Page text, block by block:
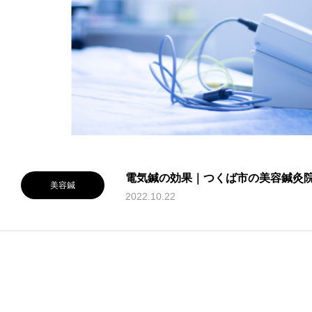
美容鍼
電気鍼の効果｜つくば市の美容鍼灸
2022.10.22